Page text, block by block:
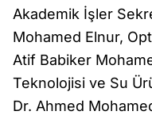
Akademik İşler
Mohamed Elnur,
Atif Babiker
Teknolojisi ve Su
Dr. Ahmed